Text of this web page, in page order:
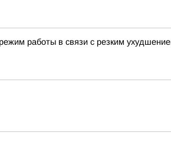
работы в связи с резким